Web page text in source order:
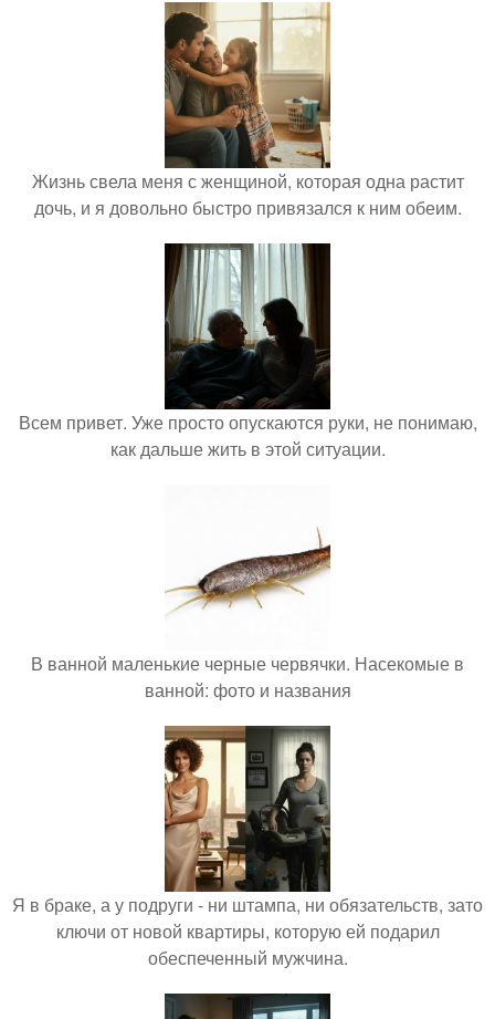
Жизнь свела меня с женщиной, которая одна растит
дочь, и я довольно быстро привязался к ним обеим.
Всем привет. Уже просто опускаются руки, не понимаю,
как дальше жить в этой ситуации.
В ванной маленькие черные червячки. Насекомые в
ванной: фото и названия
Я в браке, а у подруги - ни штампа, ни обязательств, зато
ключи от новой квартиры, которую ей подарил
обеспеченный мужчина.